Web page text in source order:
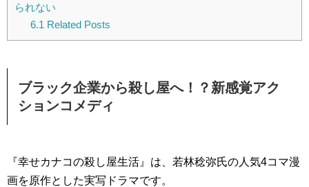
られない
6.1 Related Posts
ブラック企業から殺し屋へ！？新感覚アク
ションコメディ
『幸せカナコの殺し屋生活』は、若林稔弥氏の人気4コマ漫
画を原作とした実写ドラマです。